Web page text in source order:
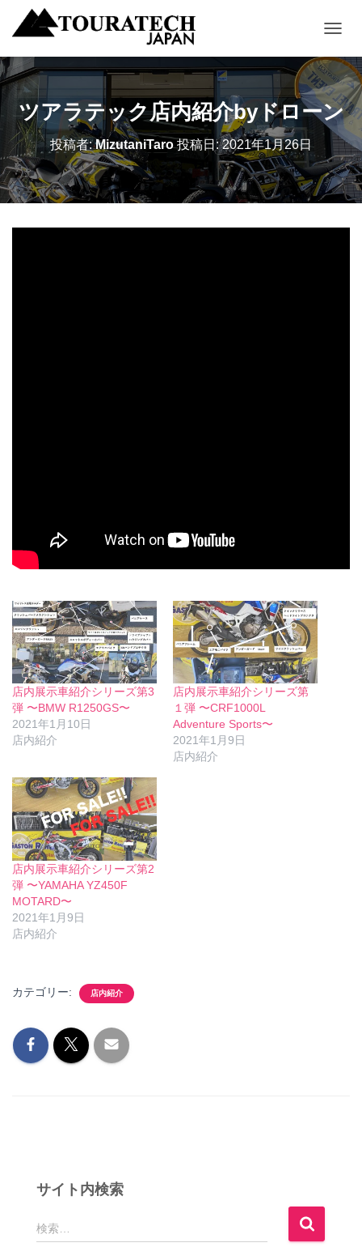
ビ
ー
シ
ョ
ン
切
り
替
ツアラテック店内紹介byドローン
投稿者:MizutaniTaro投稿日:2021年1月26日
店内展示車紹介シリーズ第3
弾 〜BMW R1250GS〜
2021年1月10日
店内紹介
店内展示車紹介シリーズ第
１弾 〜CRF1000L
Adventure Sports〜
2021年1月9日
店内紹介
店内展示車紹介シリーズ第2
弾 〜YAMAHA YZ450F
MOTARD〜
2021年1月9日
店内紹介
カテゴリー: 店内紹介
サイト内検索
検
索
検索…